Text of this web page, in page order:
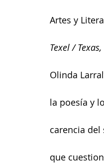
Artes y
Texel / Texas,
Olinda
la poesía y
carencia
que